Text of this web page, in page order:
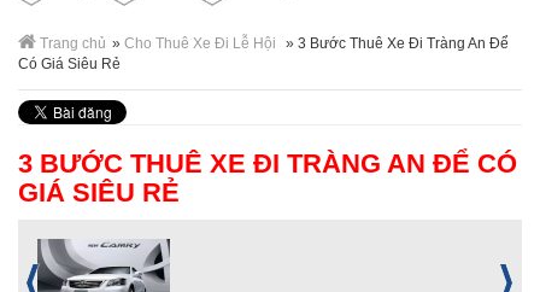
Trang chủ » Cho Thuê Xe Đi Lễ Hội » 3 Bước Thuê Xe Đi Tràng An Để
Có Giá Siêu Rẻ
3 BƯỚC THUÊ XE ĐI TRÀNG AN ĐỂ CÓ
GIÁ SIÊU RẺ